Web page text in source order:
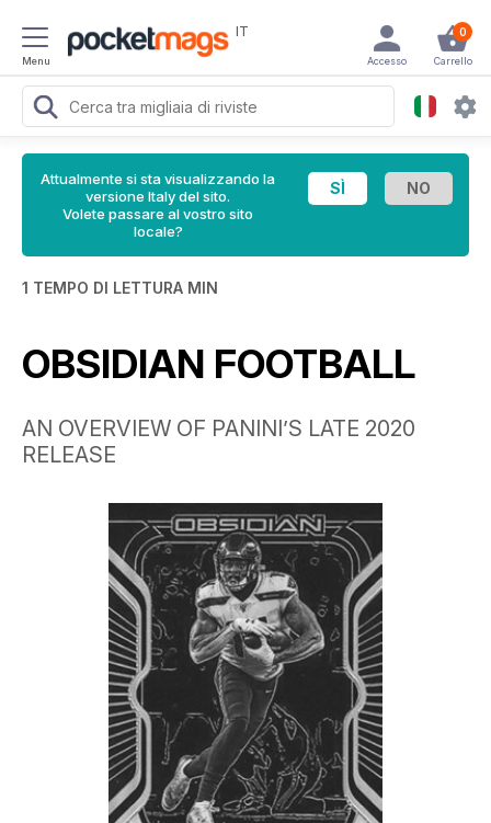
Menu
IT 0
Carrello
Accesso
Attualmente si sta visualizzando la
versione Italy del sito.
Volete passare al vostro sito
locale?
1 TEMPO DI LETTURA MIN
OBSIDIAN FOOTBALL
AN OVERVIEW OF PANINI’S LATE 2020
RELEASE